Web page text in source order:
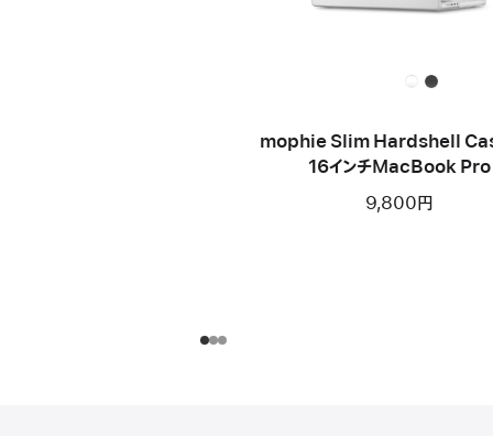
mophie Slim Hardshell
16インチMacBook Pro
9,800円